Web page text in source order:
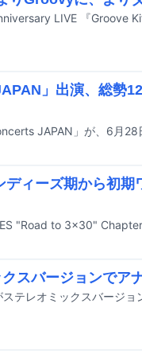
」出演、総勢
ィーズ期から初期
スバージョンでア